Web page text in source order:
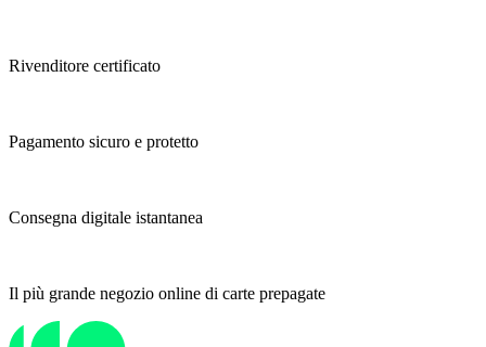
Rivenditore certificato
Pagamento sicuro e protetto
Consegna digitale istantanea
Il più grande negozio online di carte prepagate